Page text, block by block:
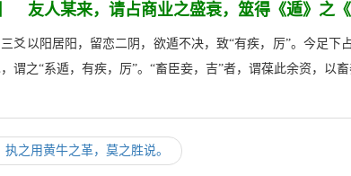
】 友人某来，请占商业之盛衰，筮得《遁》之《
三爻以阳居阳，留恋二阴，欲遁不决，致“有疾，厉”。今足
谓之“系遁，有疾，厉”。“畜臣妾，吉”者，谓葆此余资，以
执之用黄牛之革，莫之胜说。